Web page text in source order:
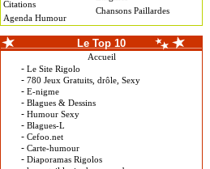
Citations
Agenda Humour
Chansons Paillardes
Le Top 10
Accueil
- Le Site Rigolo
- 780 Jeux Gratuits, drôle, Sexy
- E-nigme
- Blagues & Dessins
- Humour Sexy
- Blagues-L
- Cefoo.net
- Carte-humour
- Diaporamas Rigolos